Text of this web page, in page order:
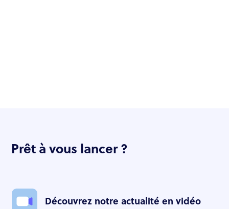
Prêt à vous lancer ?
Découvrez notre actualité en vidéo